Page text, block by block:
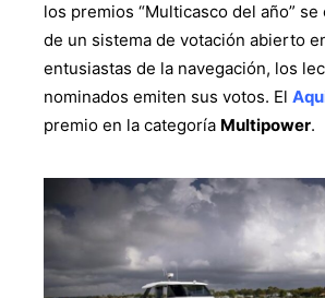
los premios “Multicasco del año”
de un sistema de votación abierto
entusiastas de la navegación, los
nominados emiten sus votos. El
premio en la categoría Multipower.